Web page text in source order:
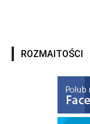
ROZMAITOŚCI